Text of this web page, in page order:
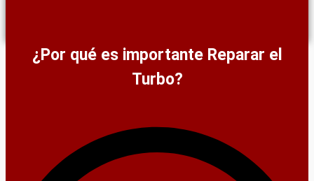
¿Por qué es importante Reparar el
Turbo?